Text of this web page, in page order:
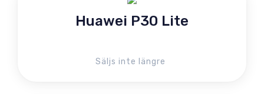
Huawei P30 Lite
Säljs inte längre